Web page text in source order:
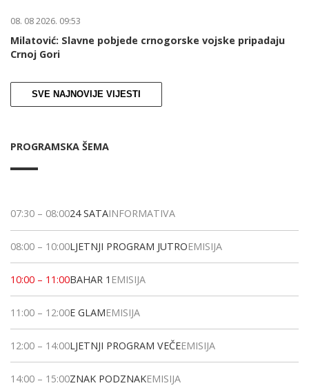
08. 08 2026. 09:53
Milatović: Slavne pobjede crnogorske vojske pripadaju
Crnoj Gori
SVE NAJNOVIJE VIJESTI
PROGRAMSKA ŠEMA
07:30 – 08:0024 SATAINFORMATIVA
08:00 – 10:00LJETNJI PROGRAM JUTROEMISIJA
10:00 – 11:00BAHAR 1 EMISIJA
11:00 – 12:00E GLAMEMISIJA
12:00 – 14:00LJETNJI PROGRAM VEČEEMISIJA
14:00 – 15:00ZNAK PODZNAKEMISIJA